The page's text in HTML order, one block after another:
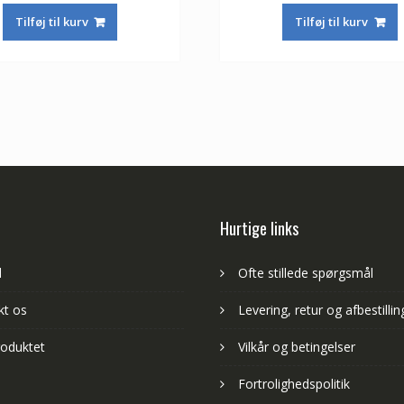
pris
var:
Tilføj til kurv
pris
var:
Tilføj til kurv
os
Hurtige links
Ofte stillede spørgsmål
Levering, retur og
Vilkår og betingelser
Fortrolighedspolitik